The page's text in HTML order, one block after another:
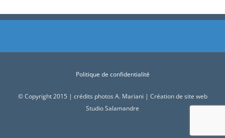
Politique de confidentialité
© Copyright 2015 | crédits photos A. Mariani | Création de site web
Studio Salamandre